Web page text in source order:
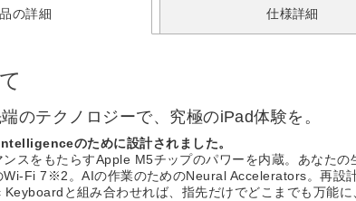
の詳細 仕様詳細
のテクノロジーで、究極のiPad体験を。
のために設計されました。
スをもたらすApple M5チップのパワーを内蔵。あなた
Wi-Fi 7※2。AIの作業のためのNeural Accelerators。再設
と組み合わせれば、指先だけでどこまでも万能に